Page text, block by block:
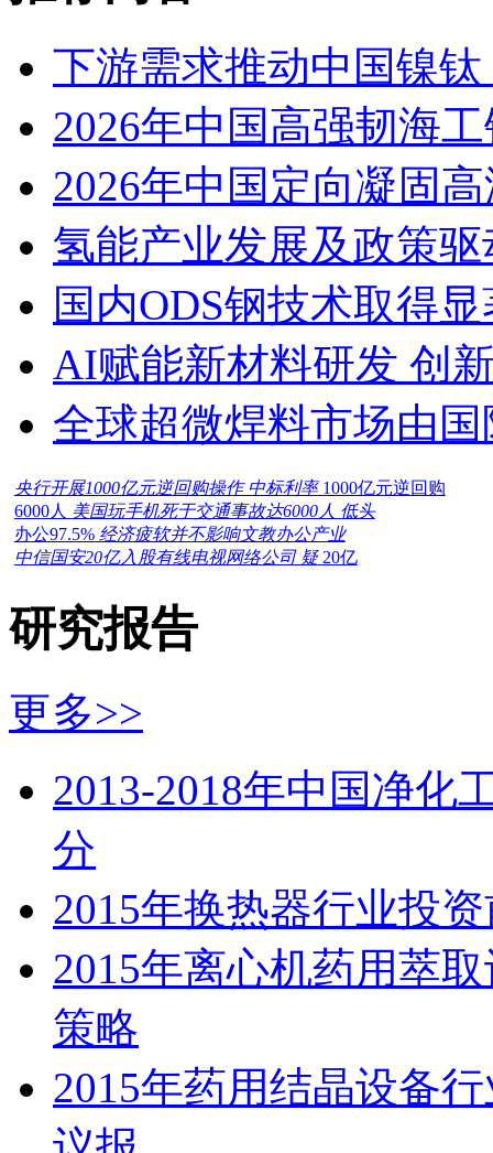
下游需求推动中国镍
2026年中国高强韧海
2026年中国定向凝固
氢能产业发展及政策
国内ODS钢技术取得
AI赋能新材料研发 创
全球超微焊料市场由
央行开展1000亿元逆回购操作 中标利率 1000亿元逆回购
6000人 美国玩手机死于交通事故达6000人 低头
办公97.5% 经济疲软并不影响文教办公产业
中信国安20亿入股有线电视网络公司 疑 20亿
研究报告
更多>>
2013-2018年中国净化
分
2015年换热器行业投
2015年离心机药用萃
策略
2015年药用结晶设备